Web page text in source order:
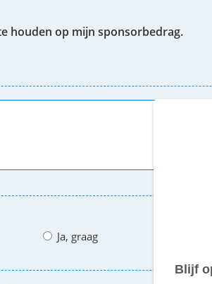
houden op mijn sponsorbedrag.
Ja, graag